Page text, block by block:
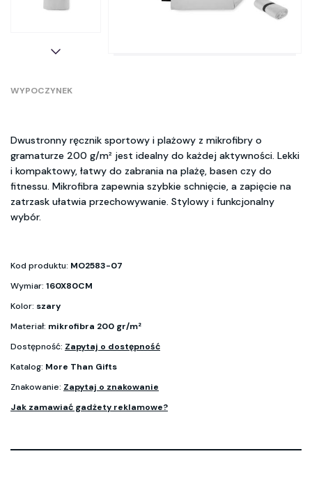
WYPOCZYNEK
Dwustronny ręcznik sportowy i plażowy z mikrofibry o
gramaturze 200 g/m² jest idealny do każdej aktywności. Lekki
i kompaktowy, łatwy do zabrania na plażę, basen czy do
fitnessu. Mikrofibra zapewnia szybkie schnięcie, a zapięcie na
zatrzask ułatwia przechowywanie. Stylowy i funkcjonalny
wybór.
Kod produktu: MO2583-07
Wymiar: 160X80CM
Kolor: szary
Materiał: mikrofibra 200 gr/m²
Dostępność: Zapytaj o dostępność
Katalog: More Than Gifts
Znakowanie: Zapytaj o znakowanie
Jak zamawiać gadżety reklamowe?